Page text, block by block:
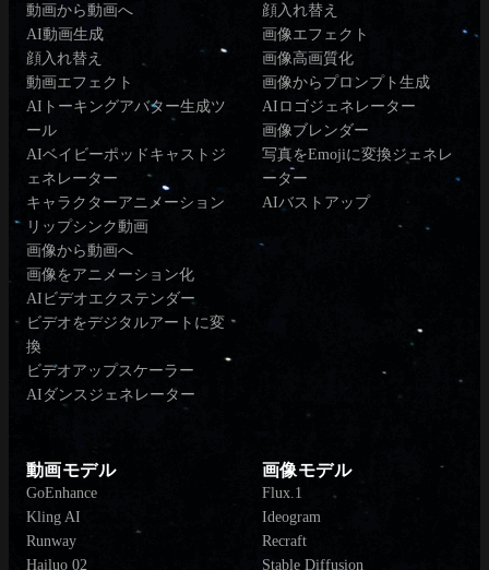
動画から動画へ
AI動画生成
顔入れ替え
動画エフェクト
AIトーキングアバター生成ツ
ール
AIベイビーポッドキャストジ
ェネレーター
キャラクターアニメーション
リップシンク動画
画像から動画へ
画像をアニメーション化
AIビデオエクステンダー
ビデオをデジタルアートに変
換
ビデオアップスケーラー
AIダンスジェネレーター
顔入れ替え
画像エフェクト
画像高画質化
画像からプロンプト生成
AIロゴジェネレーター
画像ブレンダー
写真をEmojiに変換ジェネレ
ーター
AIバストアップ
動画モデル
GoEnhance
Kling AI
Runway
Hailuo 02
画像モデル
Flux.1
Ideogram
Recraft
Stable Diffusion